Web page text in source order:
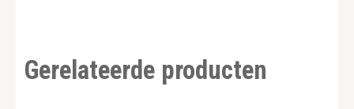
Gerelateerde producten